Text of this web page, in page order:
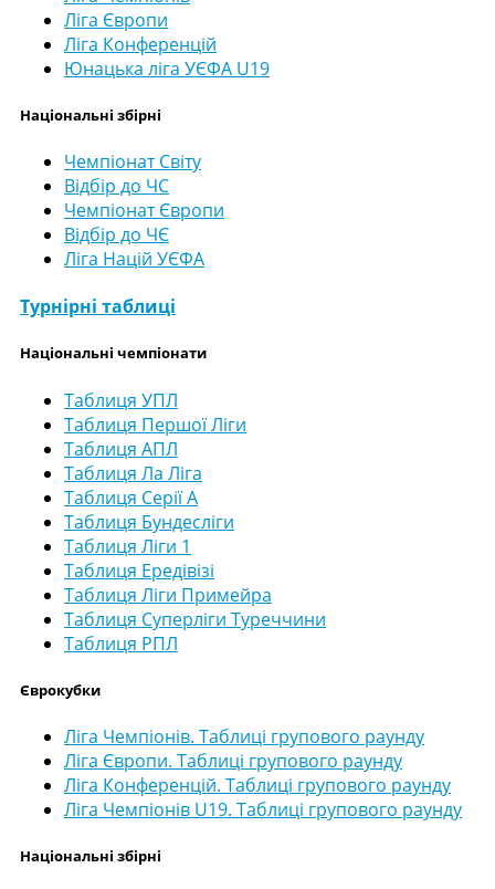
Ліга Європи
Ліга Конференцій
Юнацька ліга УЄФА U19
Національні збірні
Чемпіонат Світу
Відбір до ЧС
Чемпіонат Європи
Відбір до ЧЄ
Ліга Націй УЄФА
Турнірні таблиці
Національні чемпіонати
Таблиця УПЛ
Таблиця Першої Ліги
Таблиця АПЛ
Таблиця Ла Ліга
Таблиця Серії А
Таблиця Бундесліги
Таблиця Ліги 1
Таблиця Ередівізі
Таблиця Ліги Примейра
Таблиця Суперліги Туреччини
Таблиця РПЛ
Єврокубки
Ліга Чемпіонів. Таблиці групового раунду
Ліга Європи. Таблиці групового раунду
Ліга Конференцій. Таблиці групового раунду
Ліга Чемпіонів U19. Таблиці групового раунду
Національні збірні